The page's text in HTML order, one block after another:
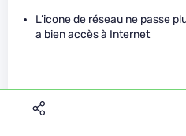
L’icone de réseau ne passe
a bien accès à Internet